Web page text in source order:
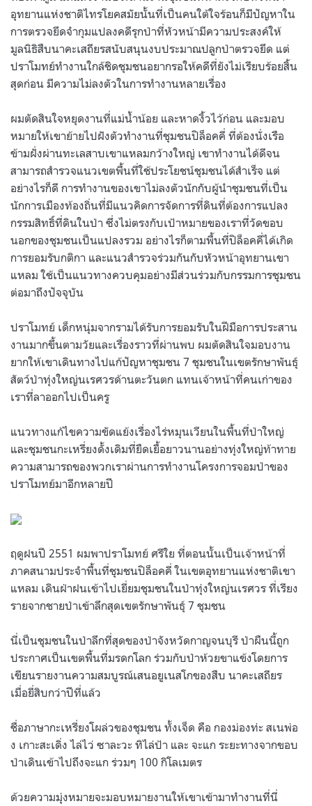
อุทยานแห่งชาติไทรโยคสมัยนั้นที่เป็นคนใต้ใจร้อนก็มีปัญหาใน
การตรวจยึดจำกุมแปลงคดีรุกป่าที่หัวหน้ามีความประสงค์ให้
มูลนิธิสืบนาคะเสถียรสนับสนุนงบประมาณปลูกป่าตรวจยึด แต่
ปราโมทย์ทำงานใกล้ชิดชุมชนอยากรอให้คดีที่ยังไม่เรียบร้อยสิ้น
สุดก่อน มีความไม่ลงตัวในการทำงานหลายเรื่อง
ผมตัดสินใจหยุดงานที่แม่น้ำน้อย และหาดงิ้วไว้ก่อน และมอบ
หมายให้เขาย้ายไปฝังตัวทำงานที่ชุมชนปิล็อคคี่ ที่ต้องนั่งเรือ
ข้ามฝั่งผ่านทะเลสาบเขาแหลมกว้างใหญ่ เขาทำงานได้ดีจน
สามารถสำรวจแนวเขตพื้นที่ใช้ประโยชน์ชุมชนได้สำเร็จ แต่
อย่างไรก็ดี การทำงานของเขาไม่ลงตัวนักกับผู้นำชุมชนที่เป็น
นักการเมืองท้องถิ่นที่มีแนวคิดการจัดการที่ดินที่ต้องการแปลง
กรรมสิทธิ์ที่ดินในป่า ซึ่งไม่ตรงกับเป้าหมายของเราที่วัดขอบ
นอกของชุมชนเป็นแปลงรวม อย่างไรก็ตามพื้นที่ปิล็อคคี่ได้เกิด
การยอมรับกติกา และแนวสำรวจร่วมกันกับหัวหน้าอุทยานเขา
แหลม ใช้เป็นแนวทางควบคุมอย่างมีส่วนร่วมกับกรรมการชุมชน
ต่อมาถึงปัจจุบัน
ปราโมทย์ เด็กหนุ่มจากรามได้รับการยอมรับในฝีมือการประสาน
งานมากขึ้นตามวัยและเรื่องราวที่ผ่านพบ ผมตัดสินใจมอบงาน
ยากให้เขาเดินทางไปแก้ปัญหาชุมชน 7 ชุมชนในเขตรักษาพันธุ์
สัตว์ป่าทุ่งใหญ่นเรศวรด้านตะวันตก แทนเจ้าหน้าที่คนเก่าของ
เราที่ลาออกไปเป็นครู
แนวทางแก้ไขความขัดแย้งเรื่องไร่หมุนเวียนในพื้นที่ป่าใหญ่
และชุมชนกะเหรี่ยงดั้งเดิมที่ยืดเยื้อยาวนานอย่างทุ่งใหญ่ท้าทาย
ความสามารถของพวกเราผ่านการทำงานโครงการจอมป่าของ
ปราโมทย์มาอีกหลายปี
ฤดูฝนปี 2551 ผมพาปราโมทย์ ศรีใย ที่ตอนนั้นเป็นเจ้าหน้าที่
ภาคสนามประจำพื้นที่ชุมชนปิล็อคคี่ ในเขตอุทยานแห่งชาติเขา
แหลม เดินฝ่าฝนเข้าไปเยี่ยมชุมชนในป่าทุ่งใหญ่นเรศวร ที่เรียง
รายจากชายป่าเข้าลึกสุดเขตรักษาพันธุ์ 7 ชุมชน
นี่เป็นชุมชนในป่าลึกที่สุดของป่าจังหวัดกาญจนบุรี ป่าผืนนี้ถูก
ประกาศเป็นเขตพื้นที่มรดกโลก ร่วมกับป่าห้วยขาแข้งโดยการ
เขียนรายงานความสมบูรณ์เสนอยูเนสโกของสืบ นาคะเสถียร
เมื่อยี่สิบกว่าปีที่แล้ว
ชื่อภาษากะเหรี่ยงโผล่วของชุมชน ทั้งเจ็ด คือ กองม่องท่ะ สเนพ่อ
ง เกาะสะเดิ่ง ไล่ไว่ ซาละวะ ทิไล่ป้า และ จะแก ระยะทางจากขอบ
ป่าเดินเข้าไปถึงจะแก ร่วมๆ 100 กิโลเมตร
ด้วยความมุ่งหมายจะมอบหมายงานให้เขาเข้ามาทำงานที่นี่